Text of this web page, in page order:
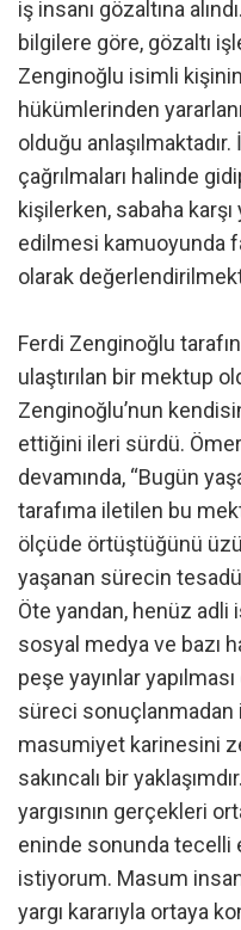
iş insanı gözaltına
bilgilere göre, gözaltı
Zenginoğlu isimli
hükümlerinden
olduğu
çağrılmaları halinde
kişilerken, sabaha
edilmesi kamuoyunda
olarak
Ferdi Zenginoğlu
ulaştırılan bir mektup
Zenginoğlu’nun
ettiğini ileri sürdü. Ömer
devamında, “Bugün
tarafıma iletilen bu
ölçüde örtüştüğünü
yaşanan sürecin
Öte yandan, henüz
sosyal medya ve bazı
peşe yayınlar
süreci sonuçlanmadan
masumiyet karinesini
sakıncalı bir
yargısının gerçekleri
eninde sonunda tecelli
istiyorum. Masum
yargı kararıyla ortaya